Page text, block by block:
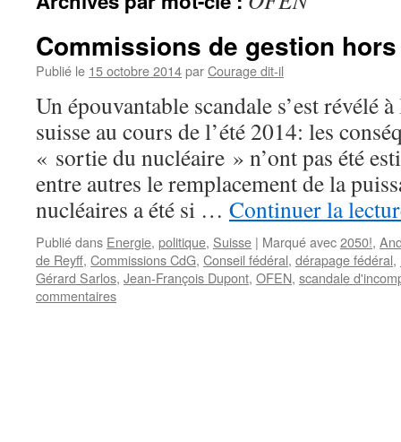
Commissions de gestion
Publié le 15 octobre 2014parCourage dit-il
Un épouvantable scandale s’est révélé
suisse au cours de l’été 2014: les
« sortie du nucléaire » n’ont pas été
entre autres le remplacement de la
nucléaires a été si … Continuer la
Publié dans Energie, politique, Suisse | Marqué avec2050!,
de Reyff, Commissions CdG, Conseil fédéral, dérapage fédéral,
Gérard Sarlos, Jean-François Dupont, OFEN, scandale
commentaires